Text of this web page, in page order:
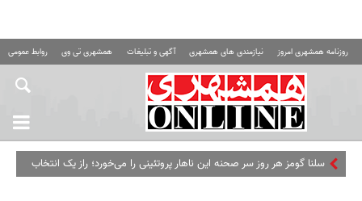
روزنامه همشهری امروز نیازمندی های همشهری آگهی و تبلیغات همشهری تی وی روابط عمومی
سلنا گومز هر روز سر صحنه این ناهار پروتئینی را می‌خورد؛ راز یک انتخاب